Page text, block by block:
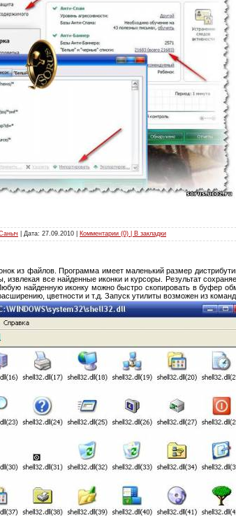
| Дата: 27.09.2010 Комментарии (0) | В закладки
из файлов. Программа имеет маленький размер
все найденные иконки и курсоры. Результат
найденную иконку можно быстро скопировать в буфер
цветности и т.д. Запуск утилиты возможен из